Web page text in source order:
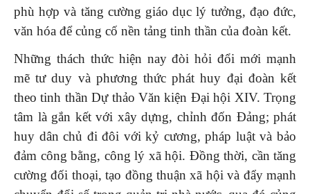
phù hợp và tăng cường giáo dục lý tưởng, đạo đức,
văn hóa để củng cố nền tảng tinh thần của đoàn kết.
Những thách thức hiện nay đòi hỏi đổi mới mạnh
mẽ tư duy và phương thức phát huy đại đoàn kết
theo tinh thần Dự thảo Văn kiện Đại hội XIV. Trọng
tâm là gắn kết với xây dựng, chỉnh đốn Đảng; phát
huy dân chủ đi đôi với kỷ cương, pháp luật và bảo
đảm công bằng, công lý xã hội. Đồng thời, cần tăng
cường đối thoại, tạo đồng thuận xã hội và đẩy mạnh